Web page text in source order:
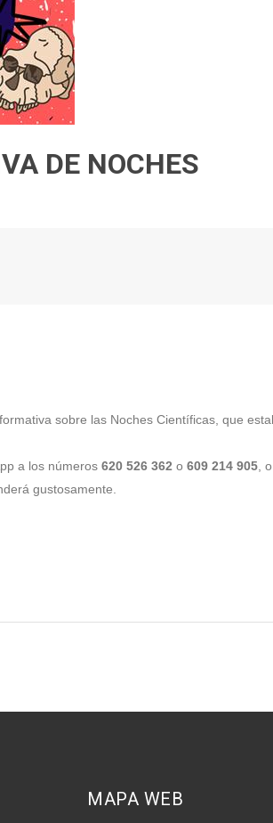
DE NOCHES
sobre las Noches Científicas, que
a los números 620 526 362 o 609 214 905 ,
gustosamente.
MAPA WEB